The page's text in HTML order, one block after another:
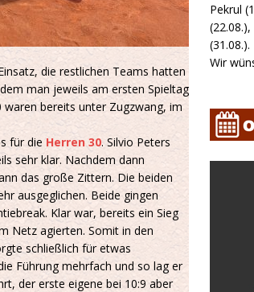
die restlichen Teams hatten
man jeweils am ersten Spieltag
bereits unter Zugzwang, im
für die Herren 30. Silvio Peters
sehr klar. Nachdem dann
das große Zittern. Die beiden
ausgeglichen. Beide gingen
Klar war, bereits ein Sieg
Netz agierten. Somit in den
schließlich für etwas
Führung mehrfach und so lag er
der erste eigene bei 10:9 aber
Pekrul
(31.08.).
Wir